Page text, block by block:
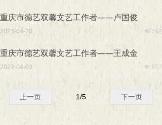
重庆市德艺双馨文艺工作者——卢国俊
넶 742
2023-04-20
重庆市德艺双馨文艺工作者——王成金
넶 857
2023-04-03
上一页 下一页
1/5